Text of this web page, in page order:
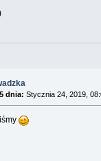
dnia: Stycznia 24, 2019,